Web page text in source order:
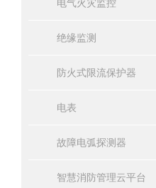
电气火灾监控
绝缘监测
防火式限流保护器
电表
故障电弧探测器
智慧消防管理云平台